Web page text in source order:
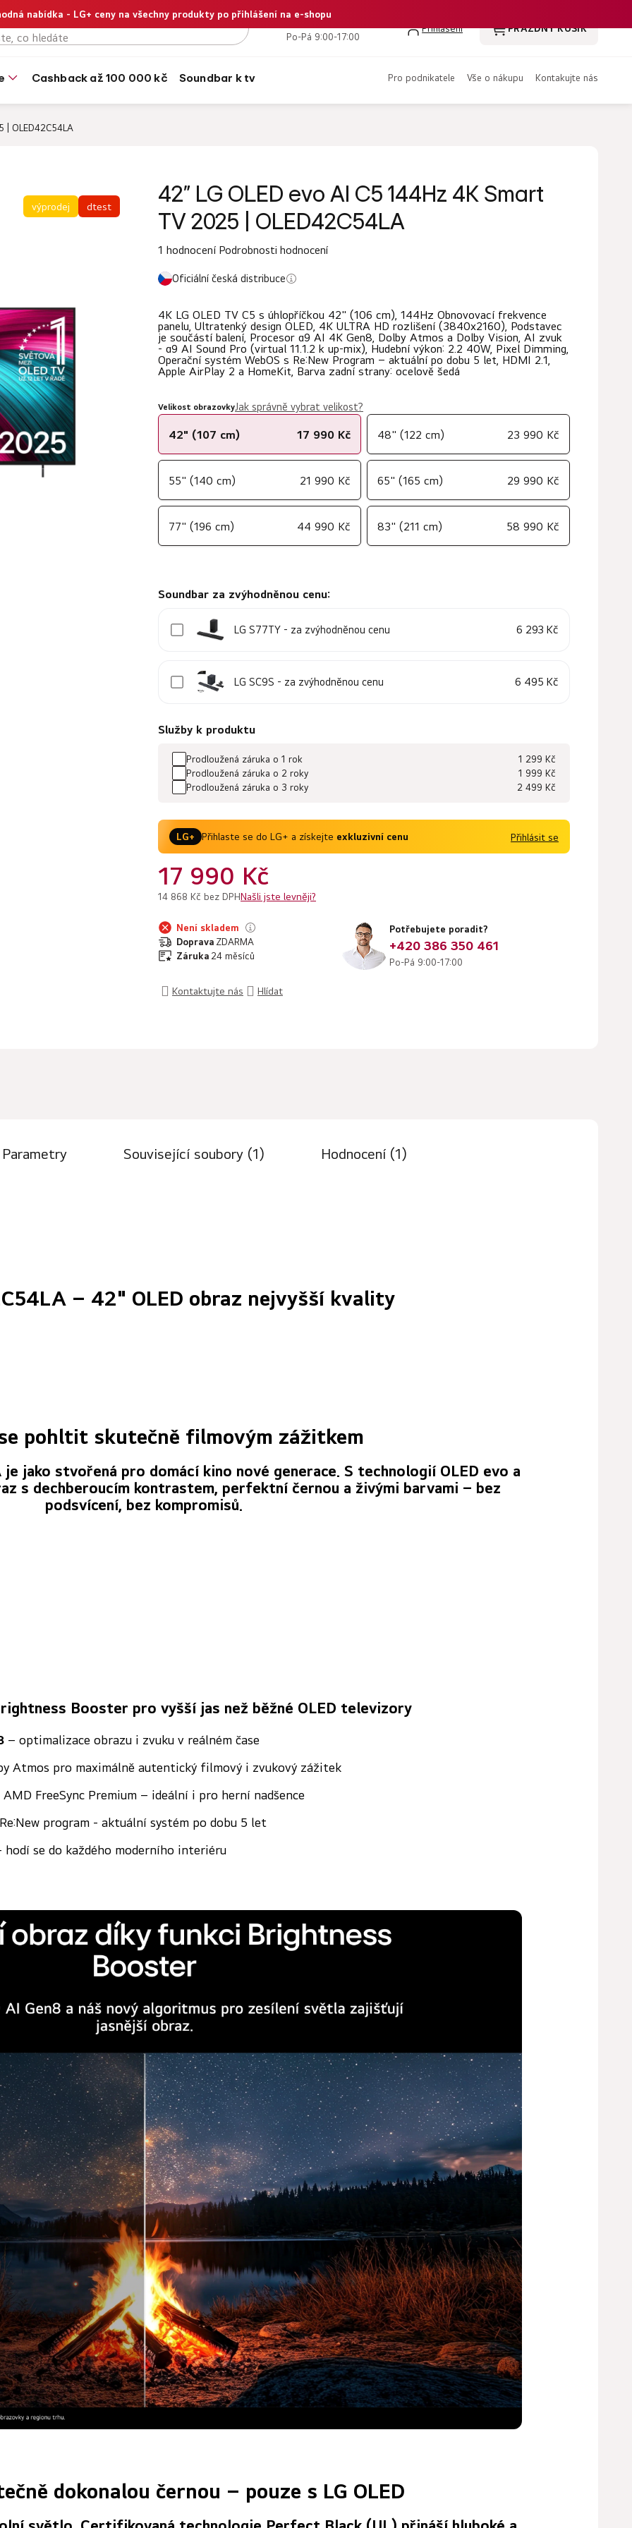
nabídka - LG+ ceny na všechny produkty po přihlášení na e-shopu+420 386 350 461
Po-Pá 9:00-17:00
Přihlášení
NÁKUPNÍ
PRÁZDNÝ KOŠÍK
cashback až 100 000 kč soundbar k tv pro podnikatele vše o nákupu kontakujte nás
| OLED42C54LA
42” LG OLED evo AI C5 144Hz 4K Smart
TV 2025 | OLED42C54LA
Průměrné
produktu
5,0
z
5
1 hodnocení Podrobnosti hodnocení
Oficiální česká distribuce
4K LG OLED TV C5 s úhlopříčkou 42" (106 cm), 144Hz Obnovovací frekvence
panelu, Ultratenký design OLED, 4K ULTRA HD rozlišení (3840x2160), Podstavec
je součástí balení, Procesor α9 AI 4K Gen8, Dolby Atmos a Dolby Vision, AI zvuk
- α9 AI Sound Pro (virtual 11.1.2 k up-mix), Hudební výkon: 2.2 40W, Pixel Dimming,
Operační systém WebOS s Re:New Program – aktuální po dobu 5 let, HDMI 2.1,
Apple AirPlay 2 a HomeKit, Barva zadní strany: ocelově šedá
Velikost obrazovkyJak správně vybrat velikost?
42" (107 cm) 17 990 Kč 48" (122 cm) 23 990 Kč
55" (140 cm) 21 990 Kč 65" (165 cm) 29 990 Kč
77" (196 cm) 44 990 Kč 83" (211 cm) 58 990 Kč
Soundbar za zvýhodněnou cenu:
LG S77TY - za zvýhodněnou cenu 6 293 Kč
LG SC9S - za zvýhodněnou cenu 6 495 Kč
Služby k produktu
Prodloužená záruka o 1 rok
1 299 Kč
Prodloužená záruka o 2 roky
1 999 Kč
Prodloužená záruka o 3 roky
2 499 Kč
LG+ Přihlaste se do LG+ a získejte exkluzivní cenu Přihlásit se
17 990 Kč
14 868 Kč bez DPHNašli jste levněji?
Není skladem
Doprava ZDARMA
Záruka 24 měsíců
Potřebujete poradit?
+420 386 350 461
Po-Pá 9:00-17:00
Kontaktujte nás Hlídat
výprodej dtest
Parametry Související soubory (1) Hodnocení (1)
– 42" OLED obraz nejvyšší kvality
pohltit skutečně filmovým zážitkem
jako stvořená pro domácí kino nové generace. S technologií OLED evo a
s dechberoucím kontrastem, perfektní černou a živými barvami – bez
podsvícení, bez kompromisů.
Booster pro vyšší jas než běžné OLED televizory
– optimalizace obrazu i zvuku v reálném čase
Atmos pro maximálně autentický filmový i zvukový zážitek
AMD FreeSync Premium – ideální i pro herní nadšence
program - aktuální systém po dobu 5 let
hodí se do každého moderního interiéru
dokonalou černou – pouze s LG OLED